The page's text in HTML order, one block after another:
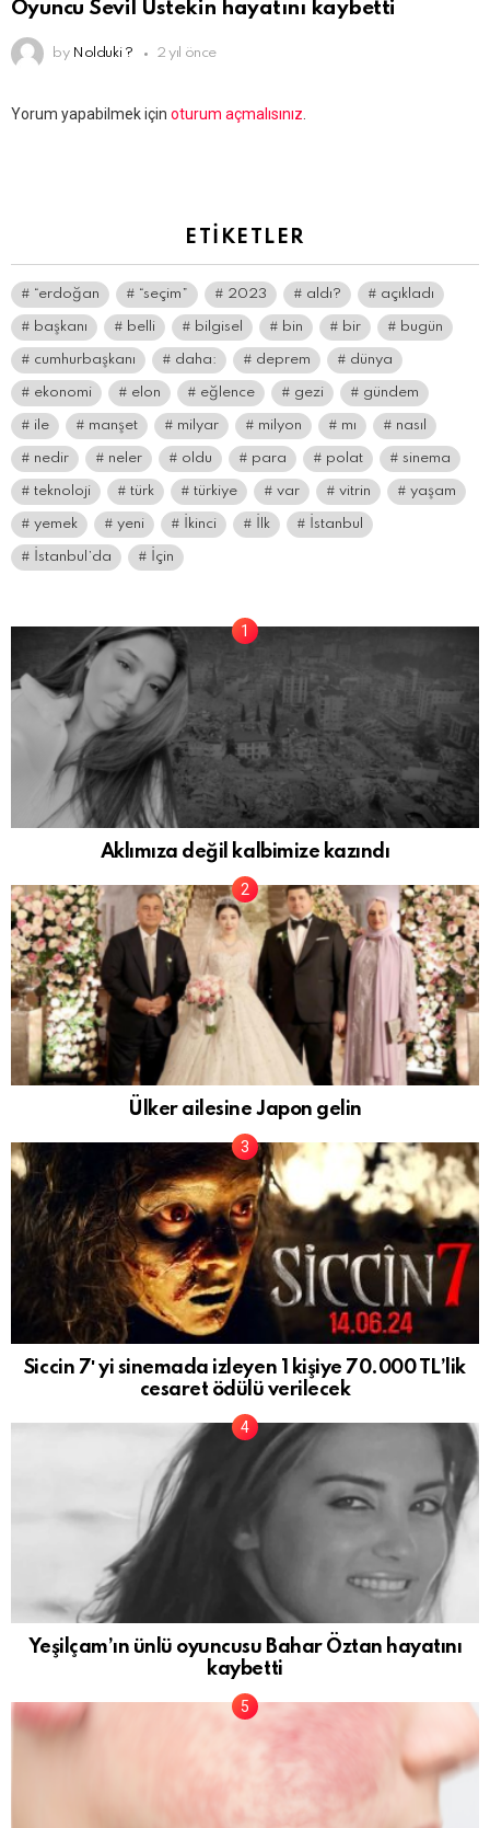
Oyuncu Sevil Üstekin hayatını kaybetti
by Nolduki ? 2 yıl önce
Bir
Yorum yapabilmek için oturum açmalısınız.
ETIKETLER
“erdoğan “seçim” 2023 aldı? açıkladı
başkanı belli bilgisel bin bir bugün
cumhurbaşkanı daha: deprem dünya
ekonomi elon eğlence gezi gündem
ile manşet milyar milyon mı nasıl
nedir neler oldu para polat sinema
teknoloji türk türkiye var vitrin yaşam
yemek yeni İkinci İlk İstanbul
İstanbul’da İçin
Aklımıza değil kalbimize kazındı
Ülker ailesine Japon gelin
Siccin 7′ yi sinemada izleyen 1 kişiye 70.000 TL’lik
cesaret ödülü verilecek
Yeşilçam’ın ünlü oyuncusu Bahar Öztan hayatını
kaybetti